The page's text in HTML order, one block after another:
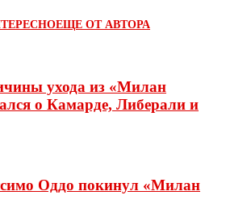
ЕЩЕ ОТ АВТОРА
ухода из «Милан
о Камарде, Либерали и
Оддо покинул «Милан